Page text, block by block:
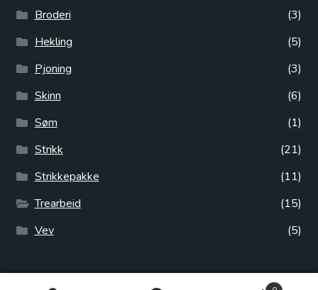
Broderi
(3)
Hekling
(5)
Pjoning
(3)
Skinn
(6)
Søm
(1)
Strikk
(21)
Strikkepakke
(11)
Trearbeid
(15)
Vev
(5)